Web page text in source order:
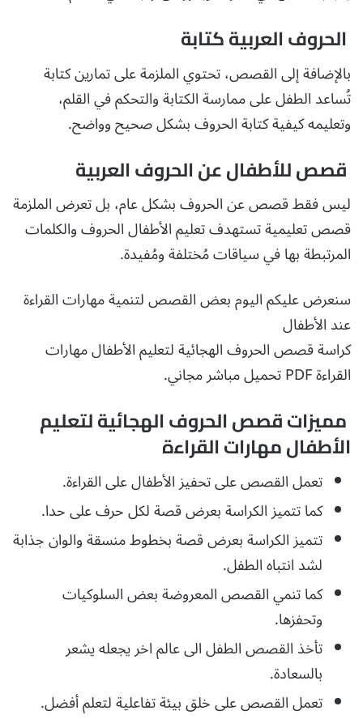
الحروف العربية كتابة
بالإضافة إلى القصص، تحتوي الملزمة على تمارين كتابة
تُساعد الطفل على ممارسة الكتابة والتحكم في القلم،
وتعليمه كيفية كتابة الحروف بشكل صحيح وواضح.
قصص للأطفال عن الحروف العربية
ليس فقط قصص عن الحروف بشكل عام، بل تعرض الملزمة
قصص تعليمية تستهدف تعليم الأطفال الحروف والكلمات
المرتبطة بها في سياقات مُختلفة ومُفيدة.
سنعرض عليكم اليوم بعض القصص لتنمية مهارات القراءة
عند الأطفال
كراسة قصص الحروف الهجائية لتعليم الأطفال مهارات
القراءة PDF تحميل مباشر مجاني.
مميزات قصص الحروف الهجائية لتعليم
الأطفال مهارات القراءة
تعمل القصص على تحفيز الأطفال على القراءة.
كما تتميز الكراسة بعرض قصة لكل حرف على حدا.
تتميز الكراسة بعرض قصة بخطوط منسقة والوان جذابة
لشد انتباه الطفل.
كما تنمي القصص المعروضة بعض السلوكيات
وتحفزها.
تأخذ القصص الطفل الى عالم اخر يجعله يشعر
بالسعادة.
تعمل القصص على خلق بيئة تفاعلية لتعلم أفضل.